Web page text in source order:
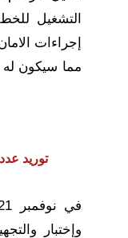
مما سيكون
توريد عدد (55) قطار للخط الأول شامل